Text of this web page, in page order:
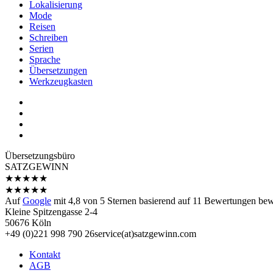
Lokalisierung
Mode
Reisen
Schreiben
Serien
Sprache
Übersetzungen
Werkzeugkasten
Übersetzungs­büro
SATZGEWINN
★★★★★
★★★★★
AufGoogle mit 4,8 von 5 Sternen basierend auf 11 Bewertungen
Kleine Spitzengasse 2-4
50676 Köln
+49 (0)221 998 790 26service(at)satz­gewinn.com
Kontakt
AGB